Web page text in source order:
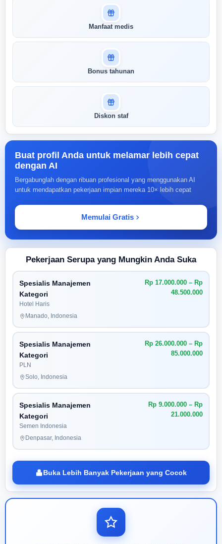
Masuk untuk melihat skor
pertandingan AI Anda
menunjukkan seberapa cocok keahlian
Anda dengan peran ini
Manfaat medis
Bonus tahunan
Diskon staf
Buat profil Anda untuk melamar lebih cepat
dengan AI
Bergabunglah dengan ribuan profesional yang menggunakan AI
untuk mendapatkan pekerjaan impian mereka 10× lebih cepat
Memulai Gratis
Pekerjaan Serupa yang Mungkin Anda Suka
Spesialis Manajemen
Kategori
Hotel Haris
Rp 17.000.000 – Rp
48.500.000
Manado, Indonesia
Spesialis Manajemen
Kategori
PLN
Rp 26.000.000 – Rp
85.000.000
Solo, Indonesia
Spesialis Manajemen
Kategori
Semen Indonesia
Rp 9.000.000 – Rp
21.000.000
Denpasar, Indonesia
Buka Lebih Banyak Pekerjaan yang Cocok